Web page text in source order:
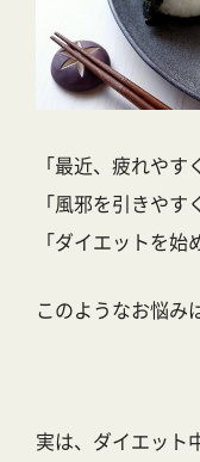
「最近、疲れやす
「風邪を引きやす
「ダイエットを始
このようなお悩み
実は、ダイエット